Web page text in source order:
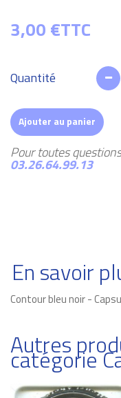
3,00 €TTC
Quantité
Ajouter au panier
Pour toutes
03.26.64.99.13
En savoir
Contour bleu noir -
Autres
catégorie